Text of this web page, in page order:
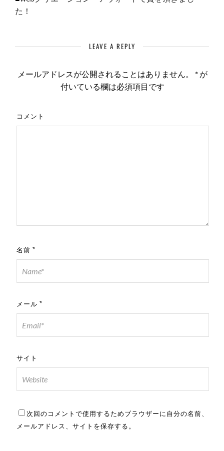
た！
LEAVE A REPLY
メールアドレスが公開されることはありません。 * が
付いている欄は必須項目です
コメント
名前 *
メール *
サイト
次回のコメントで使用するためブラウザーに自分の名前、
メールアドレス、サイトを保存する。